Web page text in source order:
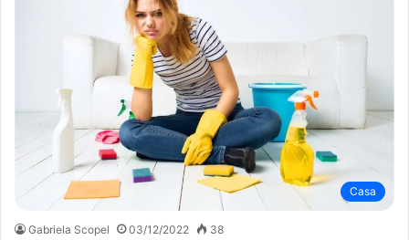
Casa
Gabriela Scopel 03/12/2022 38